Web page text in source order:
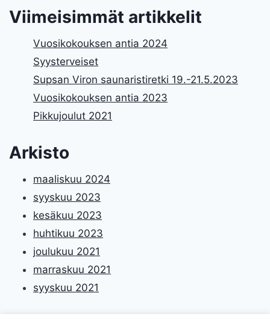
Viimeisimmät artikkelit
Vuosikokouksen antia 2024
Syysterveiset
Supsan Viron saunaristiretki 19.-21.5.2023
Vuosikokouksen antia 2023
Pikkujoulut 2021
Arkisto
maaliskuu 2024
syyskuu 2023
kesäkuu 2023
huhtikuu 2023
joulukuu 2021
marraskuu 2021
syyskuu 2021